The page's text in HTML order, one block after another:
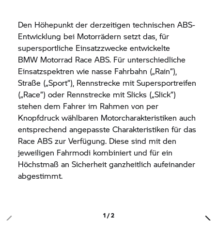
Den Höhepunkt der derzeitigen technischen ABS-
Entwicklung bei Motorrädern setzt das, für
supersportliche Einsatzzwecke entwickelte
BMW Motorrad Race ABS. Für unterschiedliche
Einsatzspektren wie nasse Fahrbahn („Rain“),
Straße („Sport“), Rennstrecke mit Supersportreifen
(„Race“) oder Rennstrecke mit Slicks („Slick“)
stehen dem Fahrer im Rahmen von per
Knopfdruck wählbaren Motorcharakteristiken auch
entsprechend angepasste Charakteristiken für das
Race ABS zur Verfügung. Diese sind mit den
jeweiligen Fahrmodi kombiniert und für ein
Höchstmaß an Sicherheit ganzheitlich aufeinander
abgestimmt.
1 / 2